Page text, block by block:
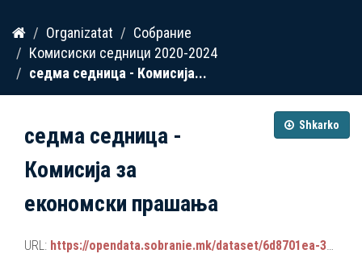
Kalo
përmbajtja
Organizatat
Собрание
Комисиски седници 2020-2024
седма седница - Комисија...
Shkarko
седма седница -
Комисија за
економски прашања
URL: https://opendata.sobranie.mk/dataset/6d8701ea-3a42-465d-8f88-639bc6dc1a8e/resource/1ca835f8-79b7-47e2-9837-0c1bec9a4c01/download/komisiski_sednici.json